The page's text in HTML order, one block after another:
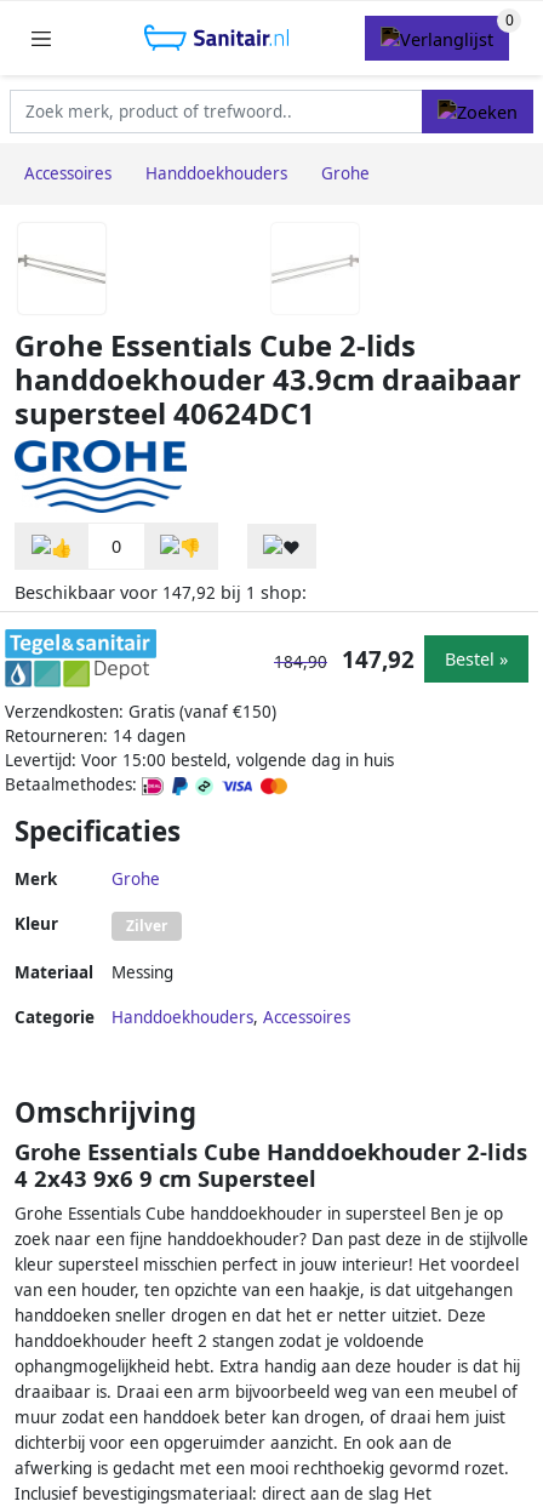
Accessoires Handdoekhouders Grohe
Grohe Essentials Cube 2-lids
handdoekhouder 43.9cm draaibaar
supersteel 40624DC1
0
Beschikbaar voor 147,92 bij 1 shop:
Verzendkosten: Gratis (vanaf €150)
Retourneren: 14 dagen
Levertijd: Voor 15:00 besteld, volgende dag in huis
Betaalmethodes:
184,90 147,92 Bestel »
Specificaties
Merk Grohe
Kleur Zilver
Materiaal Messing
Categorie Handdoekhouders, Accessoires
Omschrijving
Grohe Essentials Cube Handdoekhouder 2-lids
4 2x43 9x6 9 cm Supersteel
Grohe Essentials Cube handdoekhouder in supersteel Ben je op
zoek naar een fijne handdoekhouder? Dan past deze in de stijlvolle
kleur supersteel misschien perfect in jouw interieur! Het voordeel
van een houder, ten opzichte van een haakje, is dat uitgehangen
handdoeken sneller drogen en dat het er netter uitziet. Deze
handdoekhouder heeft 2 stangen zodat je voldoende
ophangmogelijkheid hebt. Extra handig aan deze houder is dat hij
draaibaar is. Draai een arm bijvoorbeeld weg van een meubel of
muur zodat een handdoek beter kan drogen, of draai hem juist
dichterbij voor een opgeruimder aanzicht. En ook aan de
afwerking is gedacht met een mooi rechthoekig gevormd rozet.
Inclusief bevestigingsmateriaal: direct aan de slag Het